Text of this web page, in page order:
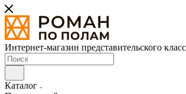
Интернет-магазин представительского
Каталог